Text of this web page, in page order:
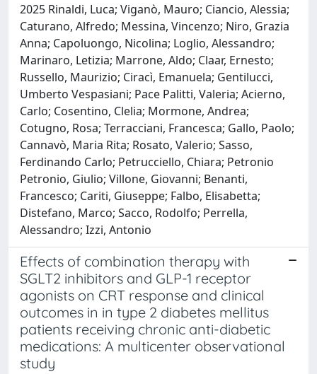
2025 Rinaldi, Luca; Viganò, Mauro; Ciancio, Alessia;
Caturano, Alfredo; Messina, Vincenzo; Niro, Grazia
Anna; Capoluongo, Nicolina; Loglio, Alessandro;
Marinaro, Letizia; Marrone, Aldo; Claar, Ernesto;
Russello, Maurizio; Ciracì, Emanuela; Gentilucci,
Umberto Vespasiani; Pace Palitti, Valeria; Acierno,
Carlo; Cosentino, Clelia; Mormone, Andrea;
Cotugno, Rosa; Terracciani, Francesca; Gallo, Paolo;
Cannavò, Maria Rita; Rosato, Valerio; Sasso,
Ferdinando Carlo; Petrucciello, Chiara; Petronio
Petronio, Giulio; Villone, Giovanni; Benanti,
Francesco; Cariti, Giuseppe; Falbo, Elisabetta;
Distefano, Marco; Sacco, Rodolfo; Perrella,
Alessandro; Izzi, Antonio
Effects of combination therapy with
SGLT2 inhibitors and GLP-1 receptor
agonists on CRT response and clinical
outcomes in in type 2 diabetes mellitus
patients receiving chronic anti-diabetic
medications: A multicenter observational
study